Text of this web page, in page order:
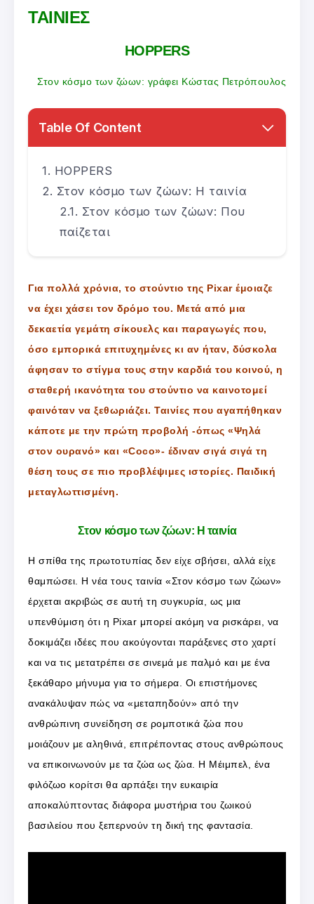
ΤΑΙΝΙΕΣ
HOPPERS
Στον κόσμο των ζώων: γράφει Κώστας Πετρόπουλος
Table Of Content
HOPPERS
Στον κόσμο των ζώων: Η ταινία
Στον κόσμο των ζώων: Που
παίζεται
Για πολλά χρόνια, το στούντιο της Pixar έμοιαζε
να έχει χάσει τον δρόμο του. Μετά από μια
δεκαετία γεμάτη σίκουελς και παραγωγές που,
όσο εμπορικά επιτυχημένες κι αν ήταν, δύσκολα
άφησαν το στίγμα τους στην καρδιά του κοινού, η
σταθερή ικανότητα του στούντιο να καινοτομεί
φαινόταν να ξεθωριάζει. Ταινίες που αγαπήθηκαν
κάποτε με την πρώτη προβολή -όπως «Ψηλά
στον ουρανό» και «Coco»- έδιναν σιγά σιγά τη
θέση τους σε πιο προβλέψιμες ιστορίες. Παιδική
μεταγλωττισμένη.
Στον κόσμο των ζώων: Η ταινία
Η σπίθα της πρωτοτυπίας δεν είχε σβήσει, αλλά είχε
θαμπώσει. Η νέα τους ταινία «Στον κόσμο των ζώων»
έρχεται ακριβώς σε αυτή τη συγκυρία, ως μια
υπενθύμιση ότι η Pixar μπορεί ακόμη να ρισκάρει, να
δοκιμάζει ιδέες που ακούγονται παράξενες στο χαρτί
και να τις μετατρέπει σε σινεμά με παλμό και με ένα
ξεκάθαρο μήνυμα για το σήμερα. Οι επιστήμονες
ανακάλυψαν πώς να «μεταπηδούν» από την
ανθρώπινη συνείδηση σε ρομποτικά ζώα που
μοιάζουν με αληθινά, επιτρέποντας στους ανθρώπους
να επικοινωνούν με τα ζώα ως ζώα. Η Μέιμπελ, ένα
φιλόζωο κορίτσι θα αρπάξει την ευκαιρία
αποκαλύπτοντας διάφορα μυστήρια του ζωικού
βασιλείου που ξεπερνούν τη δική της φαντασία.